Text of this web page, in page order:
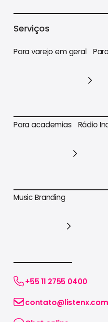
Serviços
Para varejo em geral
Para varejo em geral
Para academias
Para academias
Rádio
Music Branding
+55 11 2755 0400